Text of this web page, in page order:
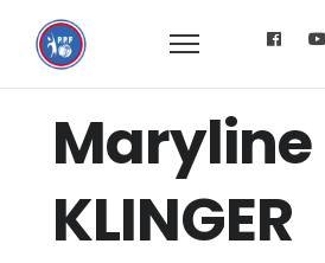
Maryline
KLINGER